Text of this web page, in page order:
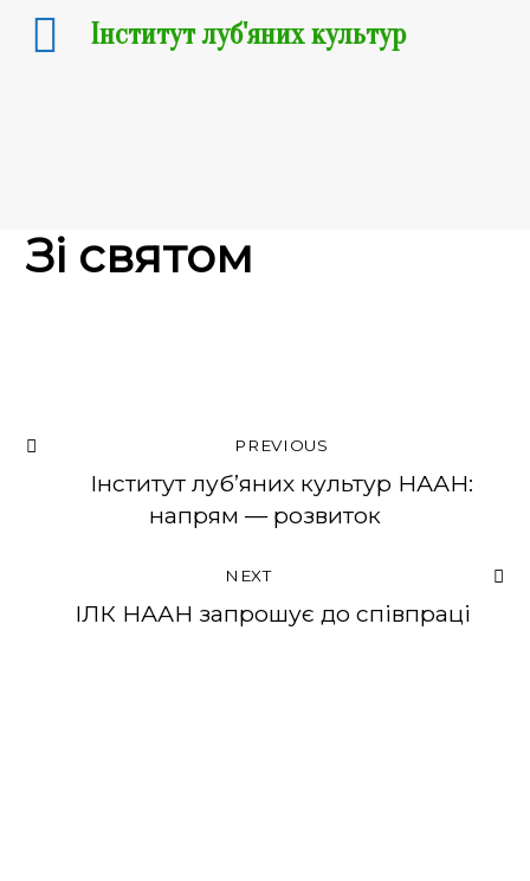
Зі святом
PREVIOUS
Інститут луб’яних культур НААН:
напрям — розвиток
NEXT
ІЛК НААН запрошує до співпраці
Інститут луб'яних культур